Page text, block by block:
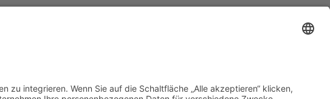
Dr. Veronika Hofinger